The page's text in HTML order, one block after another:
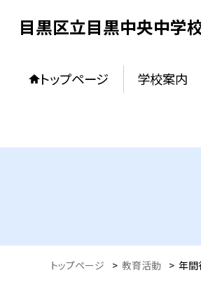
目黒区立目黒中央中学
トップページ 学校案内
トップページ > 教育活動 > 年間